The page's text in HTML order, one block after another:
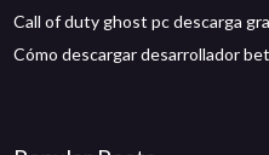
Call of duty ghost pc descarga
Cómo descargar desarrollador